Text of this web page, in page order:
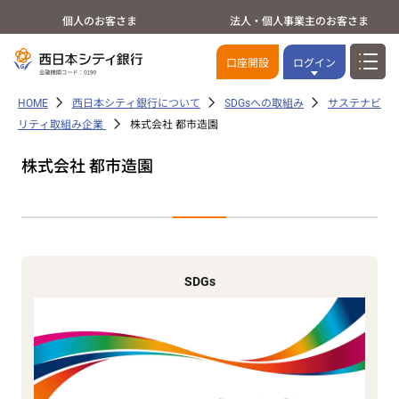
個人のお客さま 法人・個人事業主のお客さま
口座開設 ログイン
HOME 西日本シティ銀行について SDGsへの取組み
サステナビ
リティ取組み企業
株式会社 都市造園
株式会社 都市造園
SDGs